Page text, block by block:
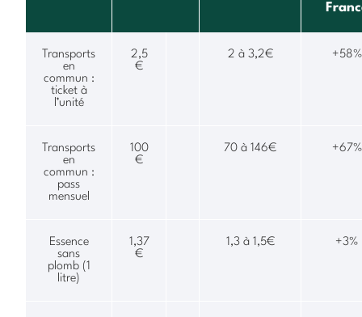
Transports
en
commun :
ticket à
l’unité
2,5
€
2 à 3,2€ +58%
Transports
en
commun :
pass
mensuel
100
€
70 à 146€ +67%
Essence
sans
plomb (1
litre)
1,37
€
1,3 à 1,5€ +3%